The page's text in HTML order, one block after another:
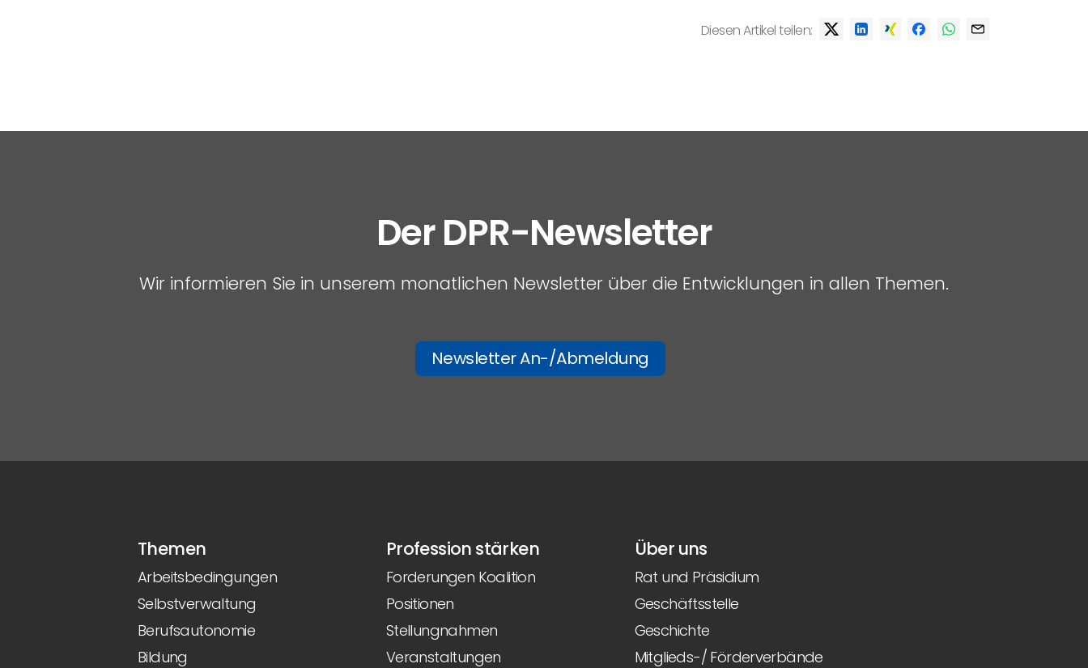
Diesen Artikel teilen:
Der DPR-Newsletter
Wir informieren Sie in unserem monatlichen Newsletter über die Entwicklungen in allen Themen.
Newsletter An-/Abmeldung
Themen
Arbeitsbedingungen
Selbstverwaltung
Berufsautonomie
Bildung
Profession stärken
Forderungen Koalition
Positionen
Stellungnahmen
Veranstaltungen
Über uns
Rat und Präsidium
Geschäftsstelle
Geschichte
Mitglieds-/ Förderverbände